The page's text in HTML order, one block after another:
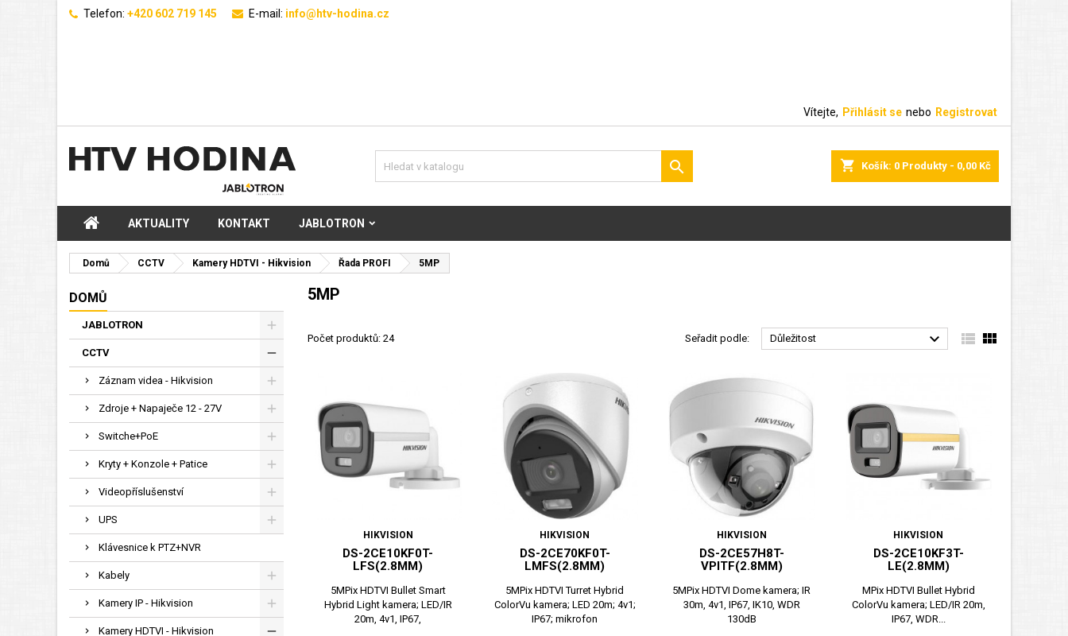
Telefon: +420 602 719 145 E-mail: info@htv-hodina.cz
Vítejte, Přihlásit se nebo Registrovat
shopping_cart Košík: 0 Produkty - 0,00 Kč

AKTUALITY KONTAKT JABLOTRON
Domů CCTV Kamery HDTVI - Hikvision Řada PROFI 5MP
DOMŮ
JABLOTRON
CCTV
Záznam videa - Hikvision
Zdroje + Napaječe 12 - 27V
Switche+PoE
Kryty + Konzole + Patice
Videopříslušenství
UPS
Klávesnice k PTZ+NVR
Kabely
Kamery IP - Hikvision
Kamery HDTVI - Hikvision
5MP
Počet produktů: 24 Seřadit podle: Důležitost   
HIKVISION
DS-2CE10KF0T-
LFS(2.8MM)
5MPix HDTVI Bullet Smart
Hybrid Light kamera; LED/IR
20m, 4v1, IP67,
HIKVISION
DS-2CE70KF0T-
LMFS(2.8MM)
5MPix HDTVI Turret Hybrid
ColorVu kamera; LED 20m; 4v1;
IP67; mikrofon
HIKVISION
DS-2CE57H8T-
VPITF(2.8MM)
5MPix HDTVI Dome kamera; IR
30m, 4v1, IP67, IK10, WDR
130dB
HIKVISION
DS-2CE10KF3T-
LE(2.8MM)
MPix HDTVI Bullet Hybrid
ColorVu kamera; LED/IR 20m,
IP67, WDR...